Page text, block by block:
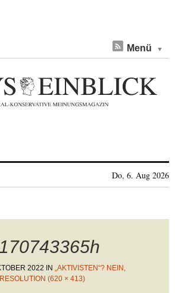
Menü
Do, 6. Aug 2026
2022 IN „AKTIVISTEN“? NEIN,
(620 × 413)